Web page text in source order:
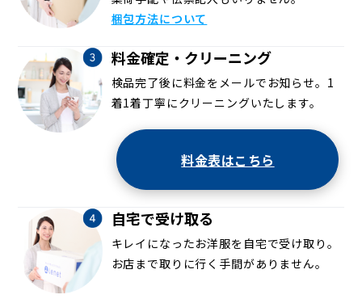
梱包方法について
料金確定・クリーニング
検品完了後に料金をメールでお知らせ。1
着1着丁寧にクリーニングいたします。
料金表はこちら
自宅で受け取る
キレイになったお洋服を自宅で受け取り。
お店まで取りに行く手間がありません。